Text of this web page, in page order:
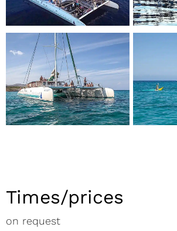
Times/prices
on request